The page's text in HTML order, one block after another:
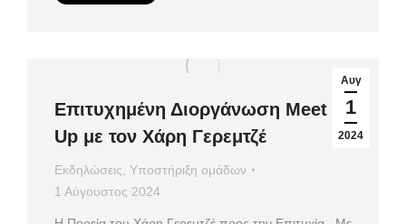
Αυγ
1
2024
Επιτυχημένη Διοργάνωση Meet
Up με τον Χάρη Γερεμτζέ
Εκδηλώσεις Υποστήριξη ομάδων
1 Αύγουστος 2024